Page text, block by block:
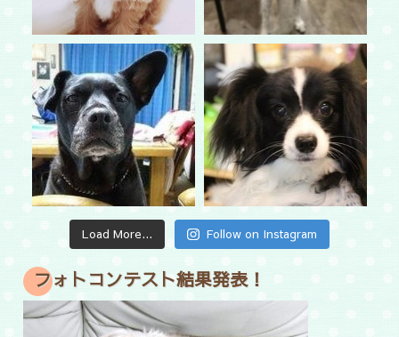
Load More... Follow on Instagram
フォトコンテスト結果発表！